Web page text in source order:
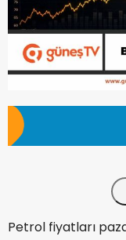
Petrol fiyatları